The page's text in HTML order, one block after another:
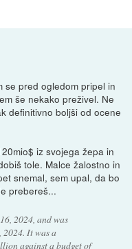
se pred ogledom pripel in
še nekako preživel. Ne
definitivno boljši od ocene
iz svojega žepa in
tole. Malce žalostno in
snemal, sem upal, da bo
prebereš...
2024, and was
2024. It was a
against a budget of